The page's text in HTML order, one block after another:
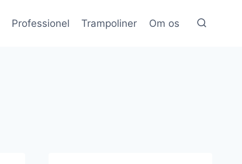
Professionel Trampoliner Om os